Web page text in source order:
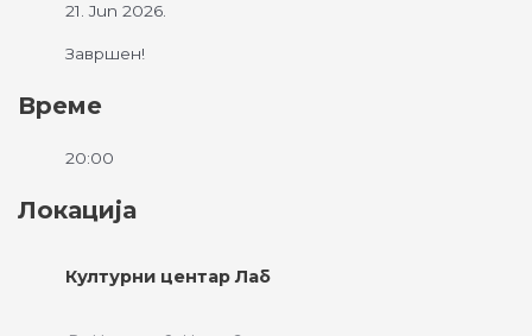
21. Jun 2026.
Завршен!
Време
20:00
Локација
Културни центар Лаб